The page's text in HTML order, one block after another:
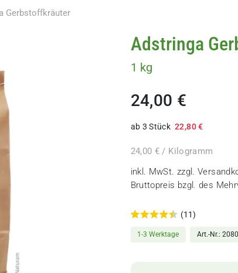
Gerbstoffkräuter
Adstringa
1 kg
24,00 €
24,00 € / Kilogramm
inkl. MwSt. zzgl.
Bruttopreis bzgl. des
ab 3 Stück 22,80 €
1-3 Werktage Art.-Nr.
(11)